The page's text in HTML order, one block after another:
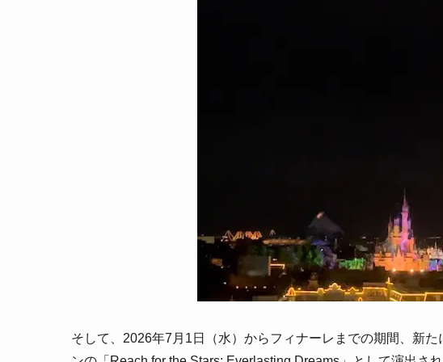
そして、2026年7月1日（水）からフィナーレまでの期間、新